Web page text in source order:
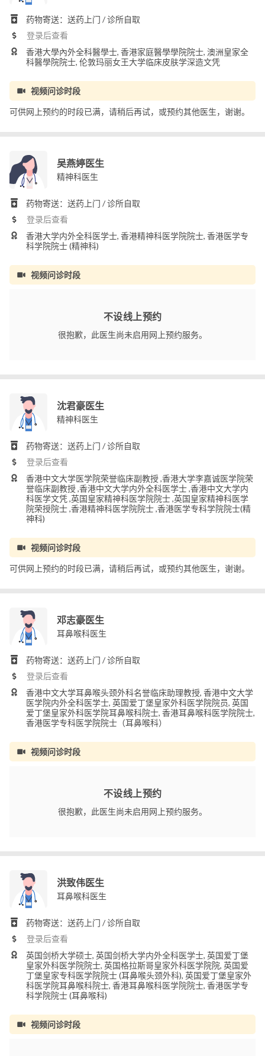
药物寄送：送药上门 / 诊所自取
登录后查看
香港大學內外全科醫學士, 香港家庭醫學學院院士, 澳洲皇家全
科醫學院院士, 伦敦玛丽女王大学临床皮肤学深造文凭
视频问诊时段
可供网上预约的时段已满，请稍后再试，或预约其他医生，谢谢。
吴燕婷医生
精神科医生
药物寄送：送药上门 / 诊所自取
登录后查看
香港大学内外全科医学士, 香港精神科医学院院士, 香港医学专
科学院院士 (精神科)
视频问诊时段
不设线上预约
很抱歉，此医生尚未启用网上预约服务。
沈君豪医生
精神科医生
药物寄送：送药上门 / 诊所自取
登录后查看
香港中文大学医学院荣誉临床副教授 ,香港大学李嘉诚医学院荣
誉临床副教授 ,香港中文大学内外全科医学士 ,香港中文大学内
科医学文凭 ,英国皇家精神科医学院院士 ,英国皇家精神科医学
院荣授院士 ,香港精神科医学院院士 ,香港医学专科学院院士(精
神科)
视频问诊时段
可供网上预约的时段已满，请稍后再试，或预约其他医生，谢谢。
邓志豪医生
耳鼻喉科医生
药物寄送：送药上门 / 诊所自取
登录后查看
香港中文大学耳鼻喉头颈外科名誉临床助理教授, 香港中文大学
医学院内外全科医学士, 英国爱丁堡皇家外科医学院院员, 英国
爱丁堡皇家外科医学院耳鼻喉科院士, 香港耳鼻喉科医学院院士,
香港医学专科医学院院士（耳鼻喉科）
视频问诊时段
不设线上预约
很抱歉，此医生尚未启用网上预约服务。
洪致伟医生
耳鼻喉科医生
药物寄送：送药上门 / 诊所自取
登录后查看
英国剑桥大学硕士, 英国剑桥大学内外全科医学士, 英国爱丁堡
皇家外科医学院院士, 英国格拉斯哥皇家外科医学院院, 英国爱
丁堡皇家专科医学院院士 (耳鼻喉头颈外科), 英国爱丁堡皇家外
科医学院耳鼻喉科院士, 香港耳鼻喉科医学院院士, 香港医学专
科学院院士 (耳鼻喉科)
视频问诊时段